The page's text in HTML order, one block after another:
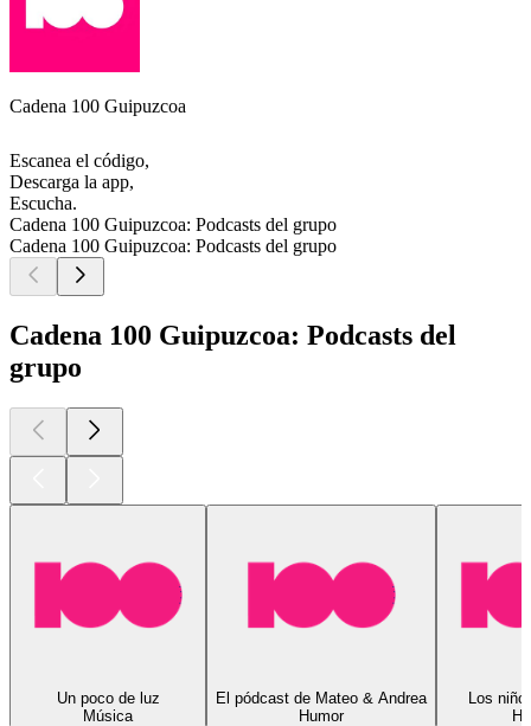
Cadena 100 Guipuzcoa
Escanea el código,
Descarga la app,
Escucha.
Cadena 100 Guipuzcoa: Podcasts del grupo
Cadena 100 Guipuzcoa: Podcasts del grupo
Cadena 100 Guipuzcoa: Podcasts del
grupo
Un poco de luz
Música
El pódcast de Mateo & Andrea
Humor
Los